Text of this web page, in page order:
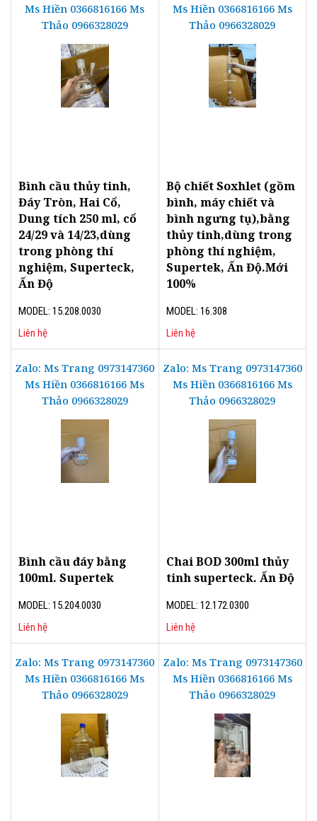
Ms Hiền 0366816166 Ms
Thảo 0966328029
Bình cầu thủy tinh,
Đáy Tròn, Hai Cổ,
Dung tích 250 ml, cổ
24/29 và 14/23,dùng
trong phòng thí
nghiệm, Superteck,
Ấn Độ
MODEL: 15.208.0030
Liên hệ
Ms Hiền 0366816166 Ms
Thảo 0966328029
Bộ chiết Soxhlet (gồm
bình, máy chiết và
bình ngưng tụ),bằng
thủy tinh,dùng trong
phòng thí nghiệm,
Supertek, Ấn Độ.Mới
100%
MODEL: 16.308
Liên hệ
Zalo: Ms Trang 0973147360
Ms Hiền 0366816166 Ms
Thảo 0966328029
Bình cầu đáy bằng
100ml. Supertek
MODEL: 15.204.0030
Liên hệ
Zalo: Ms Trang 0973147360
Ms Hiền 0366816166 Ms
Thảo 0966328029
Chai BOD 300ml thủy
tinh superteck. Ấn Độ
MODEL: 12.172.0300
Liên hệ
Zalo: Ms Trang 0973147360
Ms Hiền 0366816166 Ms
Thảo 0966328029
Zalo: Ms Trang 0973147360
Ms Hiền 0366816166 Ms
Thảo 0966328029